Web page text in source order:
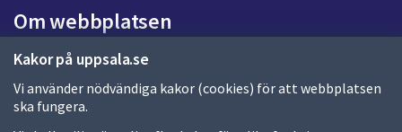
Kakor på uppsala.se
Vi använder nödvändiga kakor (cookies) för att webbplatsen
ska fungera.
d
a
Om webbplatsen
Om webbplatsen
Allmänna handlingar och diarium
Behandling av personuppgifter